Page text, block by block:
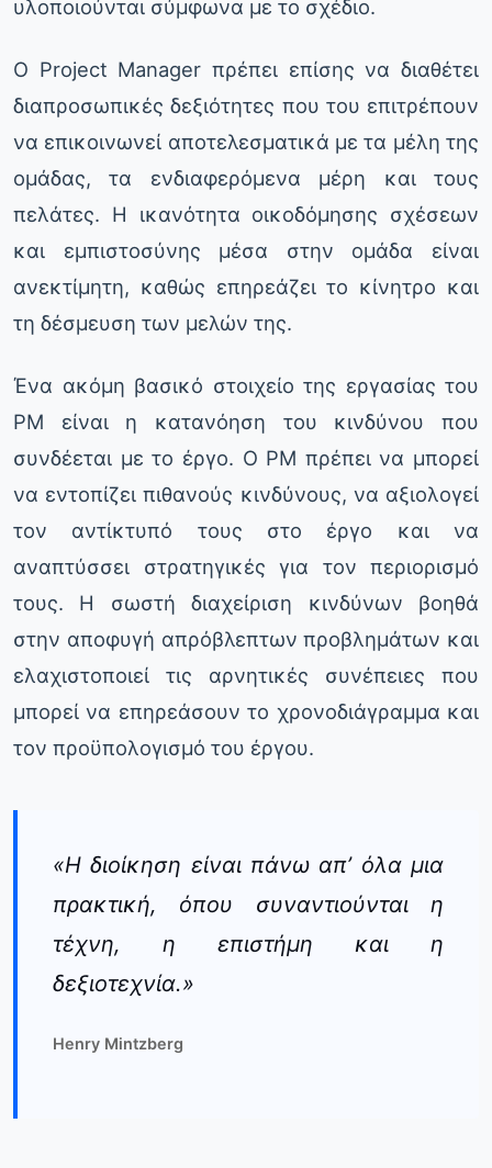
υλοποιούνται σύμφωνα με το σχέδιο.
Ο Project Manager πρέπει επίσης να διαθέτει
διαπροσωπικές δεξιότητες που του επιτρέπουν
να επικοινωνεί αποτελεσματικά με τα μέλη της
ομάδας, τα ενδιαφερόμενα μέρη και τους
πελάτες. Η ικανότητα οικοδόμησης σχέσεων
και εμπιστοσύνης μέσα στην ομάδα είναι
ανεκτίμητη, καθώς επηρεάζει το κίνητρο και
τη δέσμευση των μελών της.
Ένα ακόμη βασικό στοιχείο της εργασίας του
PM είναι η κατανόηση του κινδύνου που
συνδέεται με το έργο. Ο PM πρέπει να μπορεί
να εντοπίζει πιθανούς κινδύνους, να αξιολογεί
τον αντίκτυπό τους στο έργο και να
αναπτύσσει στρατηγικές για τον περιορισμό
τους. Η σωστή διαχείριση κινδύνων βοηθά
στην αποφυγή απρόβλεπτων προβλημάτων και
ελαχιστοποιεί τις αρνητικές συνέπειες που
μπορεί να επηρεάσουν το χρονοδιάγραμμα και
τον προϋπολογισμό του έργου.
«Η διοίκηση είναι πάνω απ’ όλα μια
πρακτική, όπου συναντιούνται η
τέχνη, η επιστήμη και η
δεξιοτεχνία.»
Henry Mintzberg